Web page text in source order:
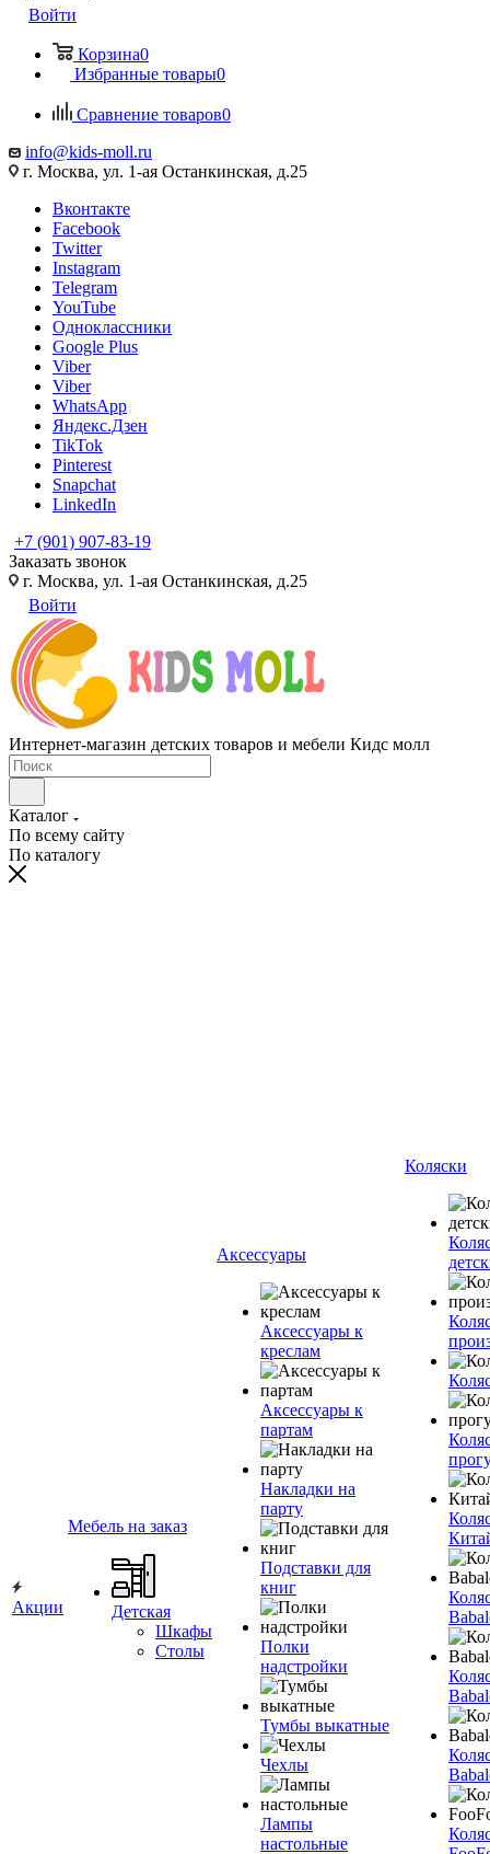
Войти
Корзина0
Избранные товары0
Сравнение товаров0
info@kids-moll.ru
г. Москва, ул. 1-ая Останкинская, д.25
Вконтакте
Facebook
Twitter
Instagram
Telegram
YouTube
Одноклассники
Google Plus
Viber
Viber
WhatsApp
Яндекс.Дзен
TikTok
Pinterest
Snapchat
LinkedIn
+7 (901) 907-83-19
Заказать звонок
г. Москва, ул. 1-ая Останкинская, д.25
Войти
Интернет-магазин детских товаров и мебели Кидс молл
Каталог
По всему сайту
По каталогу
Акции
Мебель на заказ
Детская
Шкафы
Столы
Аксессуары
Аксессуары к
креслам
Аксессуары к
партам
Накладки на
парту
Подставки для
книг
Полки
надстройки
Тумбы выкатные
Чехлы
Лампы
настольные
Коляски